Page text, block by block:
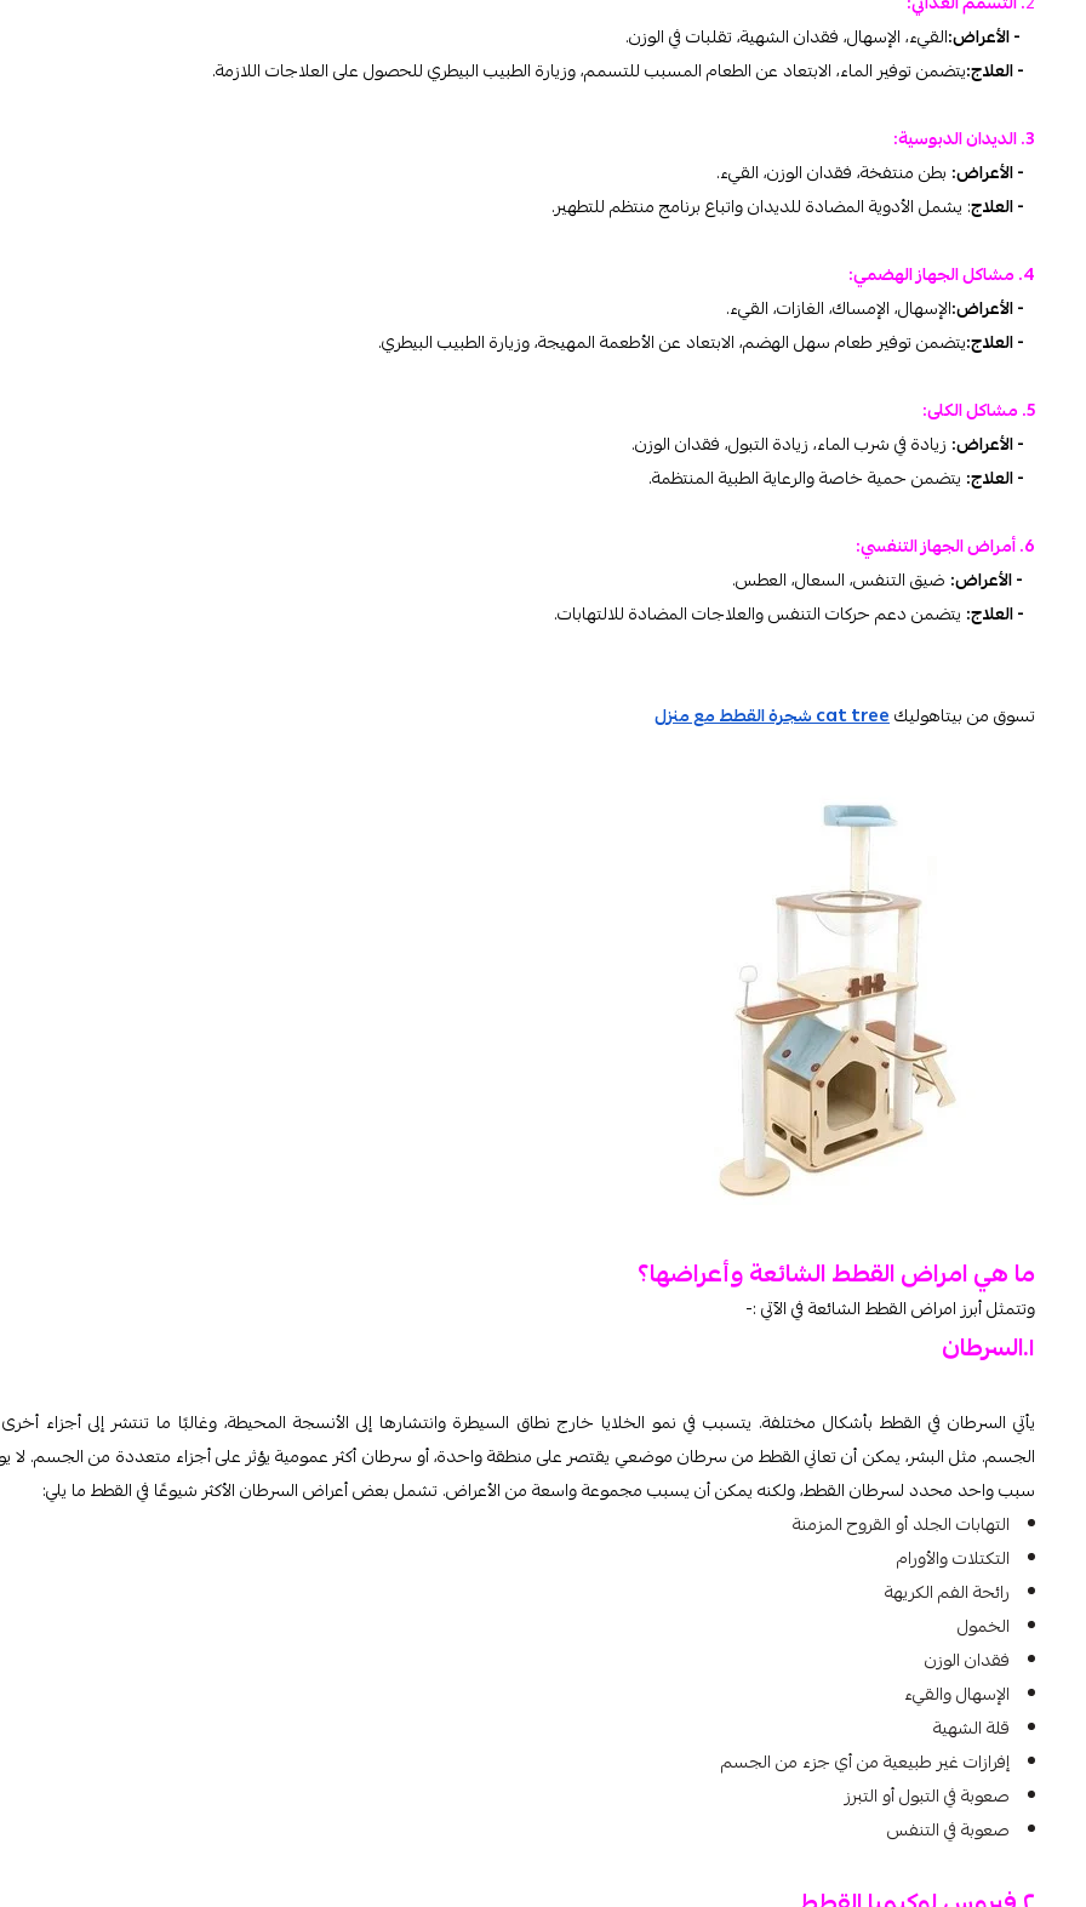
- الأعراض:القيء، الإسهال، فقدان الشهية، تقلبات في الوزن.
- العلاج:يتضمن توفير الماء، الابتعاد عن الطعام المسبب للتسمم، وزيارة الطبيب البيطري للحصول على العلاجات اللازمة.
3. الديدان الدبوسية:
- الأعراض: بطن منتفخة، فقدان الوزن، القيء.
- العلاج: يشمل الأدوية المضادة للديدان واتباع برنامج منتظم للتطهير.
4. مشاكل الجهاز الهضمي:
- الأعراض:الإسهال، الإمساك، الغازات، القيء.
- العلاج:يتضمن توفير طعام سهل الهضم، الابتعاد عن الأطعمة المهيجة، وزيارة الطبيب البيطري.
5. مشاكل الكلى:
- الأعراض: زيادة في شرب الماء، زيادة التبول، فقدان الوزن.
- العلاج: يتضمن حمية خاصة والرعاية الطبية المنتظمة.
6. أمراض الجهاز التنفسي:
- الأعراض: ضيق التنفس، السعال، العطس.
- العلاج: يتضمن دعم حركات التنفس والعلاجات المضادة للالتهابات.
تسوق من بيتاهوليكcat tree شجرة القطط مع منزل
ما هي امراض القطط الشائعة وأعراضها؟
وتتمثل أبرز امراض القطط الشائعة في الآتي :-
١.السرطان
يأتي السرطان في القطط بأشكال مختلفة. يتسبب في نمو الخلايا خارج نطاق السيطرة وانتشارها إلى الأنسجة المحيطة، وغالبًا ما تنتشر إلى أجزاء
الجسم. مثل البشر، يمكن أن تعاني القطط من سرطان موضعي يقتصر على منطقة واحدة، أو سرطان أكثر عمومية يؤثر على أجزاء متعددة من الجسم. لا
سبب واحد محدد لسرطان القطط، ولكنه يمكن أن يسبب مجموعة واسعة من الأعراض. تشمل بعض أعراض السرطان الأكثر شيوعًا في القطط ما يلي:
التهابات الجلد أو القروح المزمنة
التكتلات والأورام
رائحة الفم الكريهة
الخمول
فقدان الوزن
الإسهال والقيء
قلة الشهية
إفرازات غير طبيعية من أي جزء من الجسم
صعوبة في التبول أو التبرز
صعوبة في التنفس